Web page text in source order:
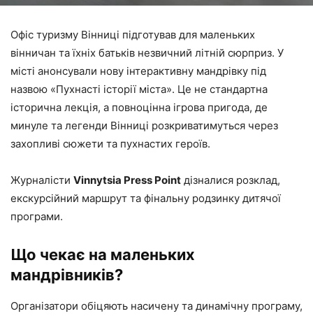
Офіс туризму Вінниці підготував для маленьких
вінничан та їхніх батьків незвичний літній сюрприз. У
місті анонсували нову інтерактивну мандрівку під
назвою «Пухнасті історії міста». Це не стандартна
історична лекція, а повноцінна ігрова пригода, де
минуле та легенди Вінниці розкриватимуться через
захопливі сюжети та пухнастих героїв.
Журналісти Vinnytsia Press Point дізналися розклад,
екскурсійний маршрут та фінальну родзинку дитячої
програми.
Що чекає на маленьких
мандрівників?
Організатори обіцяють насичену та динамічну програму,